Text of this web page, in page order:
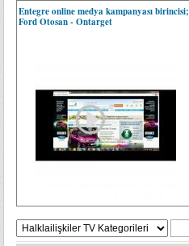
Entegre online medya kampanyası birincisi;
Ford Otosan - Ontarget